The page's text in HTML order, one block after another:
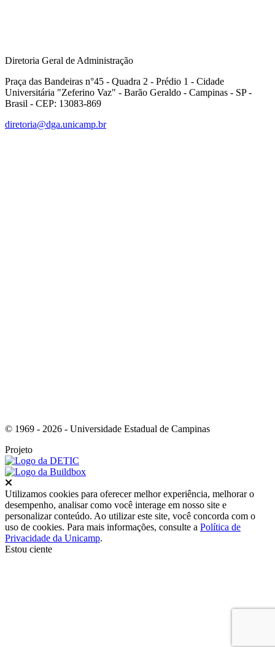
Diretoria Geral de Administração
Praça das Bandeiras n°45 - Quadra 2 - Prédio 1 - Cidade
Universitária "Zeferino Vaz" - Barão Geraldo - Campinas - SP -
Brasil - CEP: 13083-869
diretoria@dga.unicamp.br
© 1969 - 2026 - Universidade Estadual de Campinas
Projeto
Utilizamos cookies para oferecer melhor experiência, melhorar o
desempenho, analisar como você interage em nosso site e
personalizar conteúdo. Ao utilizar este site, você concorda com o
uso de cookies. Para mais informações, consulte a Política de
Privacidade da Unicamp.
Estou ciente